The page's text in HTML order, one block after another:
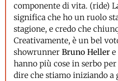
componente di vita. (ride)
significa che ho un ruolo
stagione, e credo che
Creativamente, è un bel
showrunnerBruno Heller
hanno più cose in serbo
dire che stiamo iniziando a